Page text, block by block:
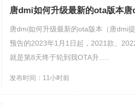
唐dmi如何升级最新的ota版本
唐dmi如何升级最新的ota版本（唐dmi
预告的2023年1月1日起，2021款、
就是第8天终于轮到我OTA升.....
发布时间：11小时前